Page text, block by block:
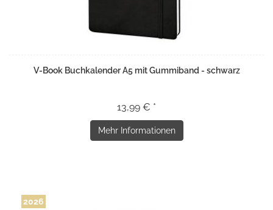
V-Book Buchkalender A5 mit Gummiband - schwarz
13,99 € *
Mehr Informationen
2026